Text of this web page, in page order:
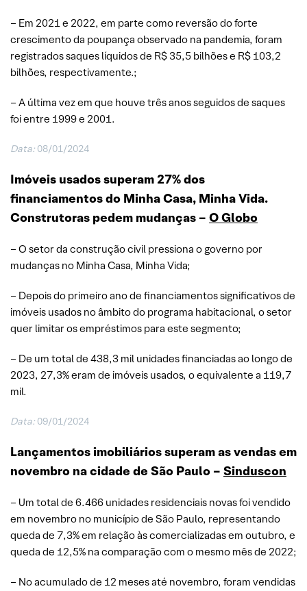
– Em 2021 e 2022, em parte como reversão do forte
crescimento da poupança observado na pandemia, foram
registrados saques líquidos de R$ 35,5 bilhões e R$ 103,2
bilhões, respectivamente.;
– A última vez em que houve três anos seguidos de saques
foi entre 1999 e 2001.
Data: 08/01/2024
Imóveis usados superam 27% dos
financiamentos do Minha Casa, Minha Vida.
Construtoras pedem mudanças – O Globo
– O setor da construção civil pressiona o governo por
mudanças no Minha Casa, Minha Vida;
– Depois do primeiro ano de financiamentos significativos de
imóveis usados no âmbito do programa habitacional, o setor
quer limitar os empréstimos para este segmento;
– De um total de 438,3 mil unidades financiadas ao longo de
2023, 27,3% eram de imóveis usados, o equivalente a 119,7
mil.
Data: 09/01/2024
Lançamentos imobiliários superam as vendas em
novembro na cidade de São Paulo – Sinduscon
– Um total de 6.466 unidades residenciais novas foi vendido
em novembro no município de São Paulo, representando
queda de 7,3% em relação às comercializadas em outubro, e
queda de 12,5% na comparação com o mesmo mês de 2022;
– No acumulado de 12 meses até novembro, foram vendidas